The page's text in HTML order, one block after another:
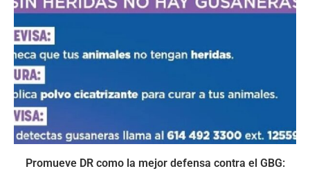
Promueve DR como la mejor defensa contra el GBG: